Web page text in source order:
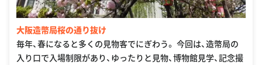
大阪造幣局桜の通り抜け
毎年、春になると多くの見物客でにぎわう。 今回は、造幣局の
入り口で入場制限があり、ゆったりと見物、博物館見学、記念撮